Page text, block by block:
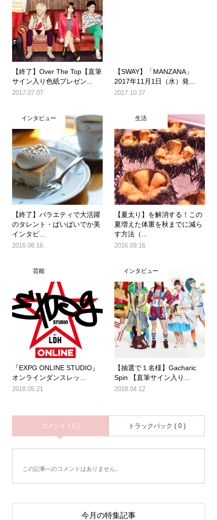
【終了】Over The Top【直筆
サイン入り色紙プレゼン...
2017.07.07
【SWAY】「MANZANA」
2017年11月1日（水）発...
2017.10.27
インタビュー
【終了】バラエティで大活躍
のタレント・ぱいぱいでか美
インタビ...
2016.08.16
生活
【夏太り】を解消する！この
夏増えた体重を秋までに減ら
す方法（...
2016.09.16
芸能
『EXPG ONLINE STUDIO』
オンラインダンスレッ...
2018.05.21
インタビュー
【抽選で１名様】Gacharic
Spin 【直筆サイン入り...
2018.04.12
コメント ( 0 ) トラックバック ( 0 )
この記事へのコメントはありません。
今月の特集記事